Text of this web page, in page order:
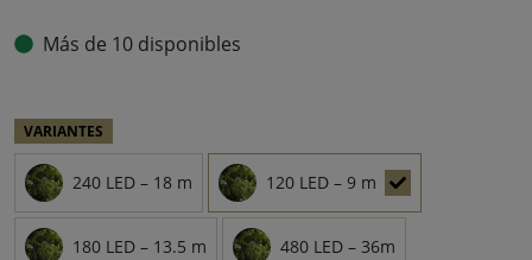
Más de 10 disponibles
VARIANTES
240 LED – 18 m 120 LED – 9 m
180 LED – 13.5 m 480 LED – 36m